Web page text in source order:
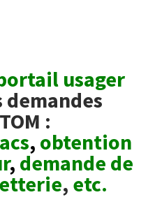
usager
:
, obtention
, demande de
, etc.